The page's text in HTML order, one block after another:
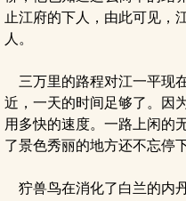
止江府的下人，由此可见，
人。
三万里的路程对江一平现
近，一天的时间足够了。因
用多快的速度。一路上闲的
了景色秀丽的地方还不忘停
狞兽鸟在消化了白兰的内